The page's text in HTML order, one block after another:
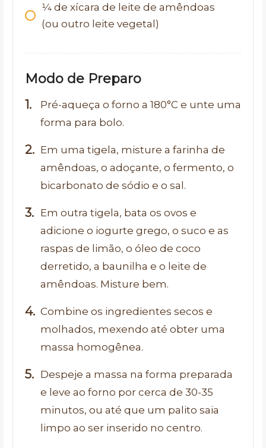
1⁄4 de xícara de leite de amêndoas
(ou outro leite vegetal)
Modo de Preparo
Pré-aqueça o forno a 180°C e unte uma
forma para bolo.
Em uma tigela, misture a farinha de
amêndoas, o adoçante, o fermento, o
bicarbonato de sódio e o sal.
Em outra tigela, bata os ovos e
adicione o iogurte grego, o suco e as
raspas de limão, o óleo de coco
derretido, a baunilha e o leite de
amêndoas. Misture bem.
Combine os ingredientes secos e
molhados, mexendo até obter uma
massa homogênea.
Despeje a massa na forma preparada
e leve ao forno por cerca de 30-35
minutos, ou até que um palito saia
limpo ao ser inserido no centro.